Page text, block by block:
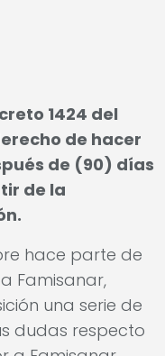
1424 del
de hacer
de (90) días
de la
hace parte de
Famisanar,
una serie de
dudas respecto